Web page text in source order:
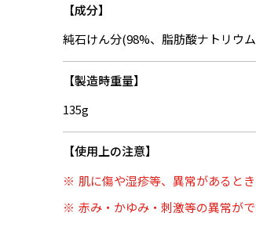
成分
純石けん分(98%、脂肪酸ナトリウ
製造時重量
135g
使用上の注意
肌に傷や湿疹等、異常があると
赤み・かゆみ・刺激等の異常が